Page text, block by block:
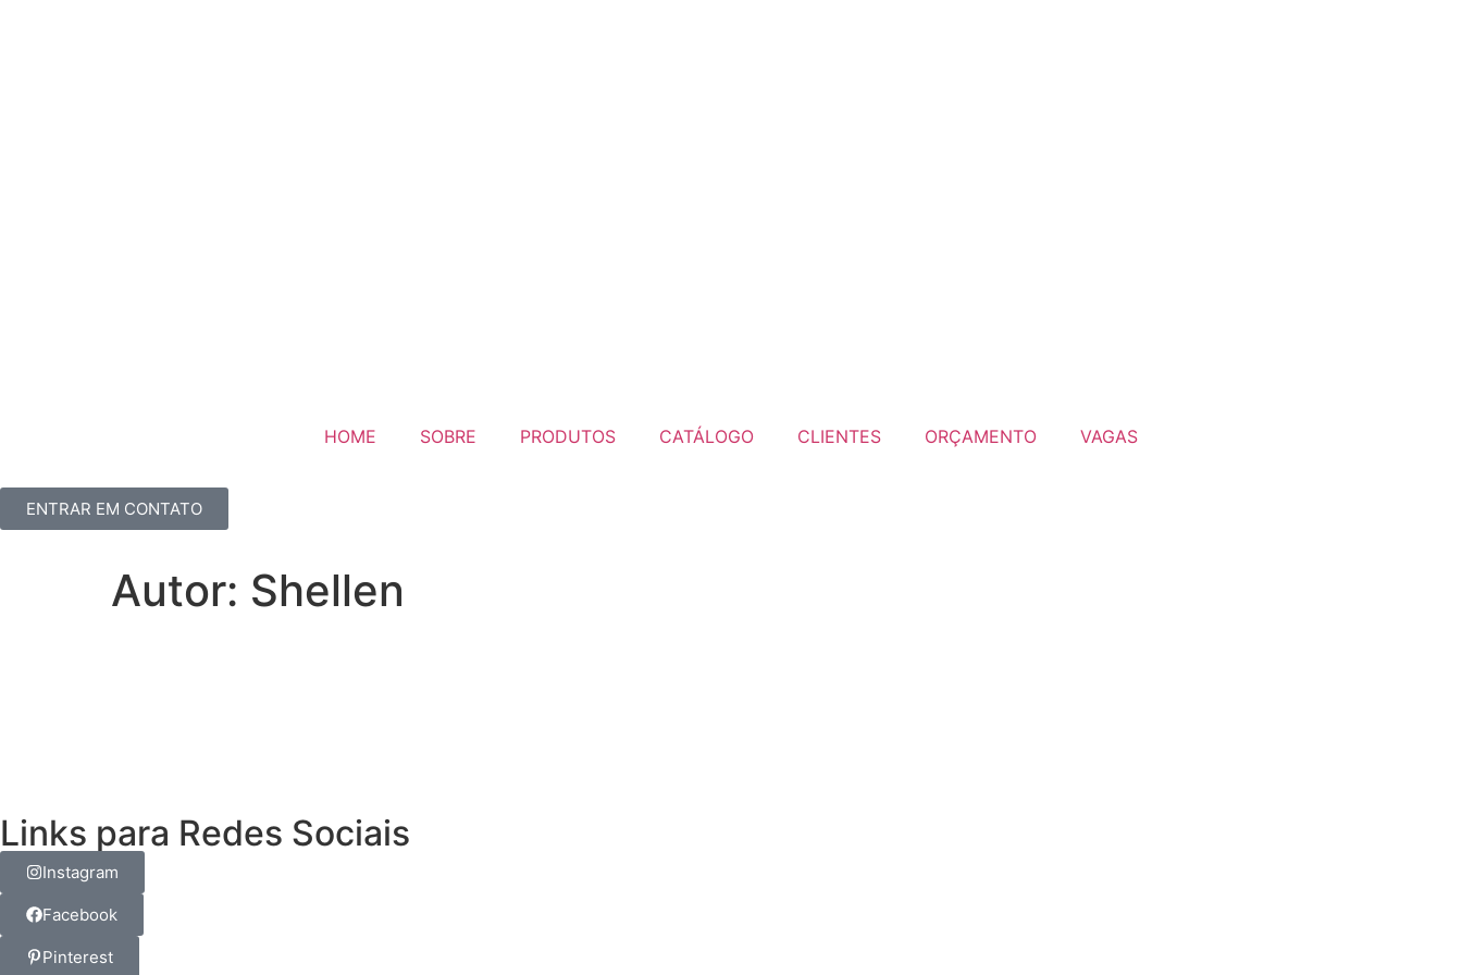
HOME SOBRE PRODUTOS CATÁLOGO CLIENTES ORÇAMENTO VAGAS
ENTRAR EM CONTATO
Autor: Shellen
Links para Redes Sociais
Instagram
Facebook
Pinterest